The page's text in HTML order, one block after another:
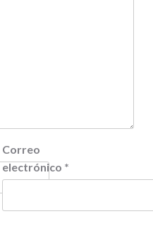
Correo
electrónico *